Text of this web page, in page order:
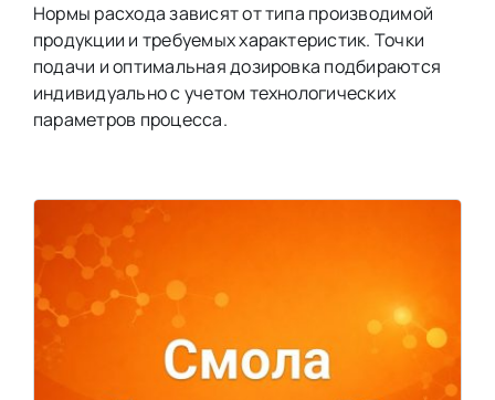
Нормы расхода зависят от типа производимой
продукции и требуемых характеристик. Точки
подачи и оптимальная дозировка подбираются
индивидуально с учетом технологических
параметров процесса.